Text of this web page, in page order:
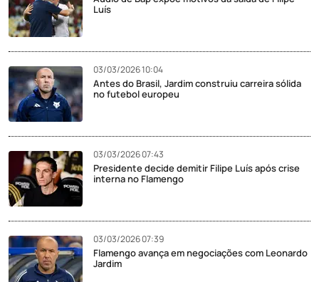
Luís
03/03/2026 10:04
Antes do Brasil, Jardim construiu carreira sólida
no futebol europeu
03/03/2026 07:43
Presidente decide demitir Filipe Luís após crise
interna no Flamengo
03/03/2026 07:39
Flamengo avança em negociações com Leonardo
Jardim